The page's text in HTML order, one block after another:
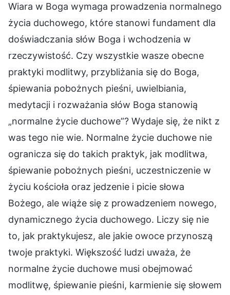
Wiara w Boga wymaga prowadzenia normalnego
życia duchowego, które stanowi fundament dla
doświadczania słów Boga i wchodzenia w
rzeczywistość. Czy wszystkie wasze obecne
praktyki modlitwy, przybliżania się do Boga,
śpiewania pobożnych pieśni, uwielbiania,
medytacji i rozważania słów Boga stanowią
„normalne życie duchowe”? Wydaje się, że nikt z
was tego nie wie. Normalne życie duchowe nie
ogranicza się do takich praktyk, jak modlitwa,
śpiewanie pobożnych pieśni, uczestniczenie w
życiu kościoła oraz jedzenie i picie słowa
Bożego, ale wiąże się z prowadzeniem nowego,
dynamicznego życia duchowego. Liczy się nie
to, jak praktykujesz, ale jakie owoce przynoszą
twoje praktyki. Większość ludzi uważa, że
normalne życie duchowe musi obejmować
modlitwę, śpiewanie pieśni, karmienie się słowem